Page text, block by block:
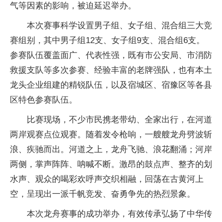
气等因素的影响，被迫延迟举办。
本次赛事科学设置男子组、女子组、混合组三大竞
赛组别，其中男子组12支、女子组9支、混合组6支。
参赛队伍覆盖面广、代表性强，既有市公安局、市消防
救援支队等多次参赛、经验丰富的老牌强队，也有本土
龙头企业组建的精锐队伍，以及宿城区、宿豫区等各县
区特色参赛队伍。
比赛现场，不少市民携老带幼、全家出行，在河道
两岸观赛点位观赛。随着发令枪响，一艘艘龙舟劈波斩
浪、疾驰而出。河道之上，龙舟飞驰、浪花翻涌；河岸
两侧，掌声阵阵、呐喊不断。激昂的鼓点声、整齐的划
水声、观众的喝彩欢呼声交织相融，回荡在古黄河上
空，呈现出一派千帆竞发、奋勇争先的热烈景象。
本次龙舟赛事的成功举办，有效传承弘扬了中华传